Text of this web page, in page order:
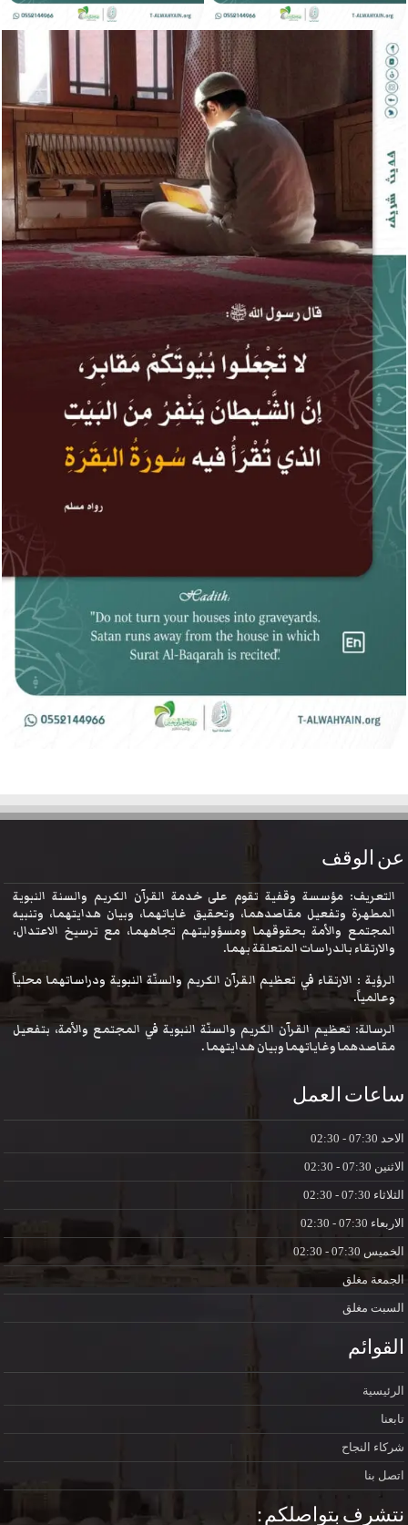
عن الوقف
التعريف: مؤسسة وقفية تقوم على خدمة القرآن الكريم والسنة النبوية
المطهرة وتفعيل مقاصدهما، وتحقيق غاياتهما، وبيان هدايتهما، وتنبيه
المجتمع والأمة بحقوقهما ومسؤوليتهم تجاههما، مع ترسيخ الاعتدال،
والارتقاء بالدراسات المتعلقة بهما.
الرؤية : الارتقاء في تعظيم القرآن الكريم والسنّة النبوية ودراساتهما محلياً
وعالمياً.
الرسالة: تعظيم القرآن الكريم والسنّة النبوية في المجتمع والأمة، بتفعيل
مقاصدهما وغاياتهما وبيان هدايتهما .
ساعات العمل
الاحد
الاثنين
الثلاثاء
الاربعاء
الخميس
الجمعة مغلق
السبت مغلق
القوائم
الرئيسية
تابعنا
شركاء النجاح
اتصل بنا
نتشرف بتواصلكم :